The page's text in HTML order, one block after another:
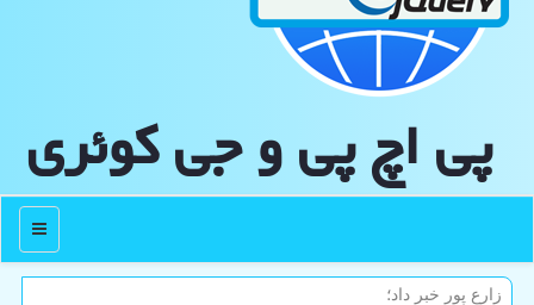
پی اچ پی و جی كوئری
منو
زارع پور خبر داد؛